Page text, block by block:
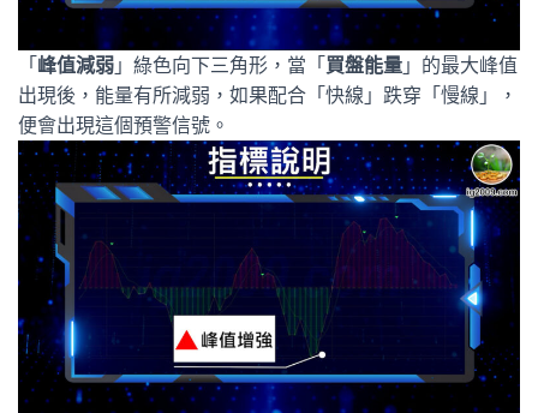
「 峰值減弱 」綠色向下三角形，當「 買盤能量 」的最大峰值
出現後，能量有所減弱，如果配合「快線」跌穿「慢線」，
便會出現這個預警信號。